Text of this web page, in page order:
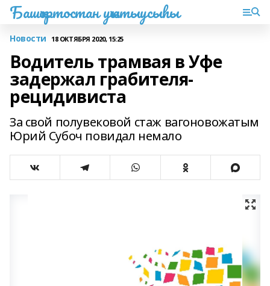
Башҡортостан уҡытыусыһы
Новости 18 ОКТЯБРЯ 2020, 15:25
Водитель трамвая в Уфе
задержал грабителя-
рецидивиста
За свой полувековой стаж вагоновожатым
Юрий Субоч повидал немало